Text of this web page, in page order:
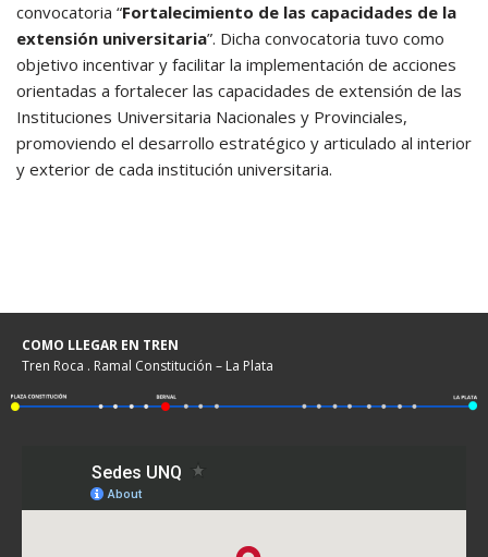
convocatoria “Fortalecimiento de las capacidades de la
extensión universitaria”. Dicha convocatoria tuvo como
objetivo incentivar y facilitar la implementación de acciones
orientadas a fortalecer las capacidades de extensión de las
Instituciones Universitaria Nacionales y Provinciales,
promoviendo el desarrollo estratégico y articulado al interior
y exterior de cada institución universitaria.
COMO LLEGAR EN TREN
Tren Roca . Ramal Constitución – La Plata